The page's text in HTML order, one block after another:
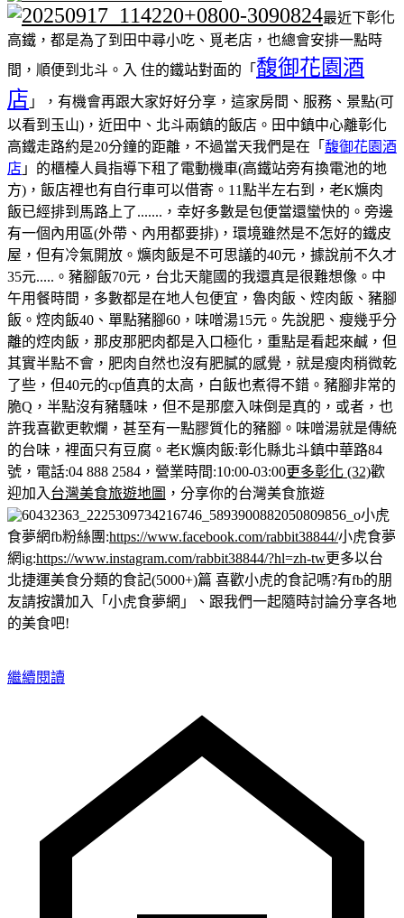
最近下彰化
高鐵，都是為了到田中尋小吃、覓老店，也總會安排一點時
間，順便到北斗。入 住的鐵站對面的「 馥御花園酒
店 」，有機會再跟大家好好分享，這家房間、服務、景點(可
以看到玉山)，近田中、北斗兩鎮的飯店。田中鎮中心離彰化
高鐵走路約是20分鐘的距離，不過當天我們是在「 馥御花園酒
店 」的櫃檯人員指導下租了電動機車(高鐵站旁有換電池的地
方)，飯店裡也有自行車可以借寄。 11點半左右到，老K爌肉
飯已經排到馬路上了.......，幸好多數是包便當還蠻快的。 旁邊
有一個內用區(外帶、內用都要排)，環境雖然是不怎好的鐵皮
屋，但有冷氣開放。 爌肉飯是不可思議的40元，據說前不久才
35元.....。豬腳飯70元，台北天龍國的我還真是很難想像。 中
午用餐時間，多數都是在地人包便宜，魯肉飯、焢肉飯、豬腳
飯。 焢肉飯40、單點豬腳60，味噌湯15元。 先說肥、瘦幾乎分
離的焢肉飯，那皮那肥肉都是入口極化，重點是看起來鹹，但
其實半點不會，肥肉自然也沒有肥膩的感覺，就是瘦肉稍微乾
了些，但40元的cp值真的太高，白飯也煮得不錯。 豬腳非常的
脆Q，半點沒有豬騷味，但不是那麼入味倒是真的，或者，也
許我喜歡更軟爛，甚至有一點膠質化的豬腳。味噌湯就是傳統
的台味，裡面只有豆腐。 老K爌肉飯:彰化縣北斗鎮中華路84
號，電話:04 888 2584，營業時間:10:00-03:00更多彰化 (32)歡
迎加入 台灣美食旅遊地圖 ，分享你的台灣美食旅遊
小虎
食夢網fb粉絲團:https://www.facebook.com/rabbit38844/小虎食夢
網ig:https://www.instagram.com/rabbit38844/?hl=zh-tw更多以台
北捷運美食分類的食記(5000+)篇 喜歡小虎的食記嗎?有fb的朋
友請按讚加入「小虎食夢網」、跟我們一起隨時討論分享各地
的美食吧!
繼續閱讀